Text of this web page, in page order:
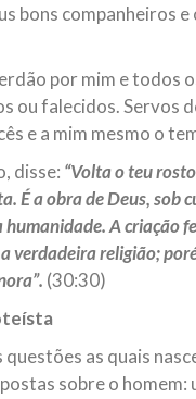
no Brasil recebe
feira, 03 de Abril, o Centro
sede, em São Paulo, o
da República Islâmica do
se visitando
bons companheiros e
por mim e todos
ou falecidos. Servos
e a mim mesmo o
disse: “Volta o teu
É a obra de Deus, sob
humanidade. A criação
verdadeira religião;
(30:30)
as quais
sobre o homem: